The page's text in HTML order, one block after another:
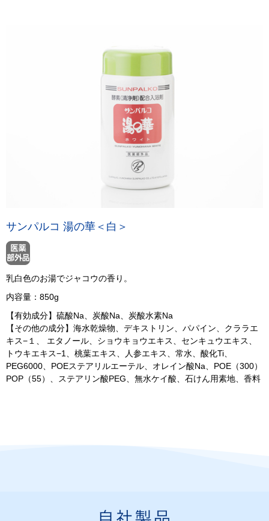
サンパルコ 湯の華＜白＞
乳白色のお湯でジャコウの香り。
内容量：850g
【有効成分】硫酸Na、炭酸Na、炭酸水素Na
【その他の成分】海水乾燥物、デキストリン、パパイン、クララエ
キス−１、 エタノール、ショウキョウエキス、センキュウエキス、
トウキエキス−1、桃葉エキス、人参エキス、常水、酸化Ti、
PEG6000、POEステアリルエーテル、オレイン酸Na、POE（300）
POP（55）、ステアリン酸PEG、無水ケイ酸、石けん用素地、香料